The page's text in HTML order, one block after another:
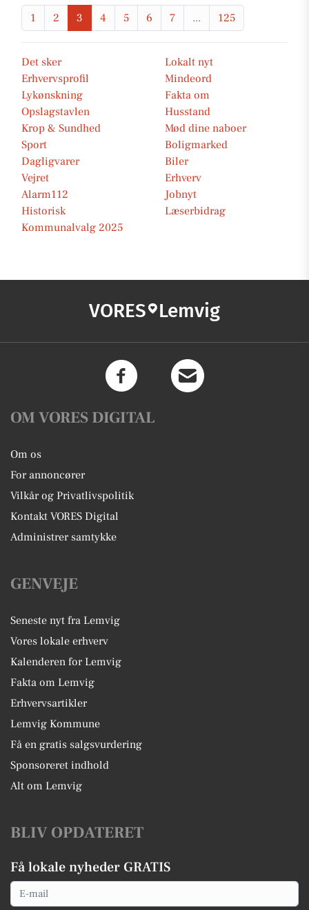
1 2 3 4 5 6 7 ... 125
Det sker
Lokalt nyt
Erhvervsprofil
Mindeord
Lykønskning
Fakta om
Opslagstavlen
Husstand
Krop & Sundhed
Mød dine naboer
Sport
Boligmarked
Dagligvarer
Biler
Vejret
Erhverv
Alarm112
Jobnyt
Historisk
Læserbidrag
Kommunalvalg 2025
VORES Lemvig
OM VORES DIGITAL
Om os
For annoncører
Vilkår og Privatlivspolitik
Kontakt VORES Digital
Administrer samtykke
GENVEJE
Seneste nyt fra Lemvig
Vores lokale erhverv
Kalenderen for Lemvig
Fakta om Lemvig
Erhvervsartikler
Lemvig Kommune
Få en gratis salgsvurdering
Sponsoreret indhold
Alt om Lemvig
BLIV OPDATERET
Få lokale nyheder GRATIS
Email